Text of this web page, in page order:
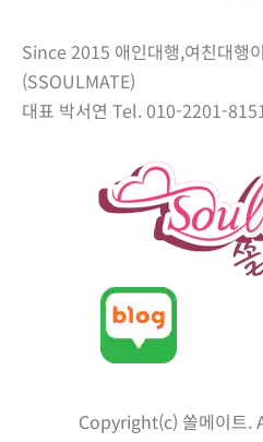
Since 2015 애인대행,여친대행
(SSOULMATE)
대표 박서연 Tel. 010-2201-
Copyright(c) 쏠메이트.